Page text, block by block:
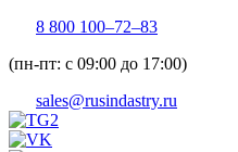
8 800 100–72–83
(пн-пт: с 09:00 до 17:00)
sales@rusindastry.ru